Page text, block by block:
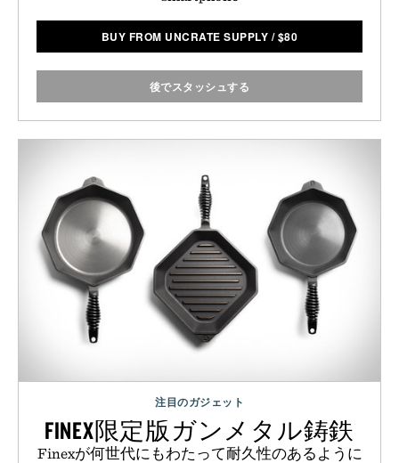
BUY FROM UNCRATE SUPPLY /$80
後でスタッシュする
注目のガジェット
FINEX限定版ガンメタル鋳鉄
Finexが何世代にもわたって耐久性のあるように